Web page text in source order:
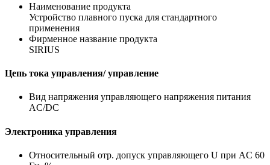
Наименование продукта
Устройство плавного пуска для стандартного
применения
Фирменное название продукта
SIRIUS
Цепь тока управления/ управление
Вид напряжения управляющего напряжения питания
AC/DC
Электроника управления
Относительный отр. допуск управляющего U при AC 60